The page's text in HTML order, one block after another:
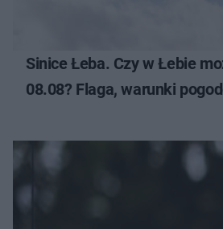
Sinice Łeba. Czy w Łebie
08.08? Flaga, warunki